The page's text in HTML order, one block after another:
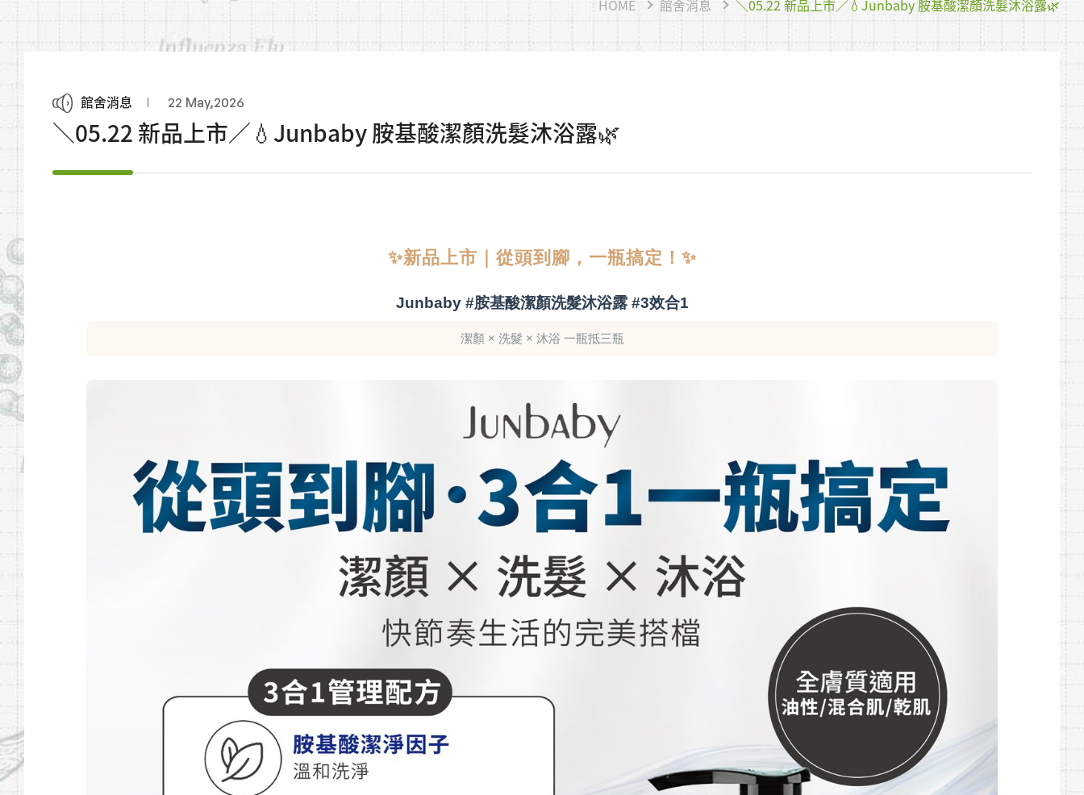
HOME 館舍消息 ＼05.22 新品上市／💧Junbaby 胺基酸潔顏洗髮沐浴露🌿
館舍消息 22 May,2026
＼05.22 新品上市／💧Junbaby 胺基酸潔顏洗髮沐浴露🌿
✨新品上市｜從頭到腳，一瓶搞定！✨
Junbaby #胺基酸潔顏洗髮沐浴露 #3效合1
潔顏 × 洗髮 × 沐浴 一瓶抵三瓶